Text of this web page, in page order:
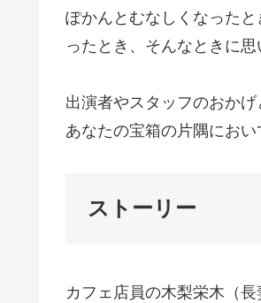
ぽかんとむなしくなった
ったとき、そんなときに
出演者やスタッフのおか
あなたの宝箱の片隅にお
ストーリー
カフェ店員の木梨栄木（